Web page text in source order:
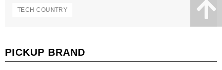
TECH COUNTRY
PICKUP BRAND